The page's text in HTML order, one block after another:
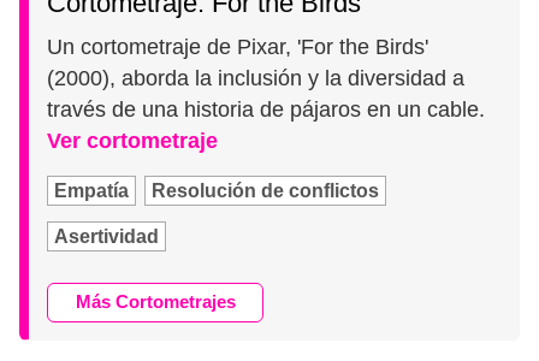
Un cortometraje de Pixar, 'For the Birds'
(2000), aborda la inclusión y la diversidad a
través de una historia de pájaros en un cable.
Ver cortometraje
Empatía Resolución de conflictos
Asertividad
Más Cortometrajes